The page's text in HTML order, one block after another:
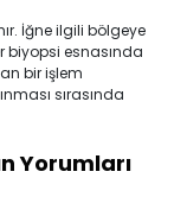
İğne ilgili bölgeye
esnasında
bir işlem
sırasında
Yorumları